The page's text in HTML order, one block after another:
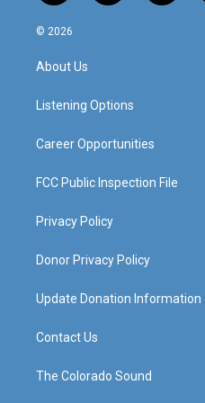
n
s
g
a
o
a
© 2026
About Us
Listening Options
Career Opportunities
FCC Public Inspection File
Privacy Policy
Donor Privacy Policy
Update Donation Information
Contact Us
The Colorado Sound